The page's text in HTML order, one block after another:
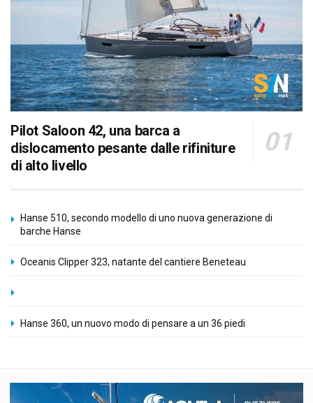
Pilot Saloon 42, una barca a
dislocamento pesante dalle rifiniture
di alto livello
Hanse 510, secondo modello di uno nuova generazione di
barche Hanse
Oceanis Clipper 323, natante del cantiere Beneteau
Hanse 360, un nuovo modo di pensare a un 36 piedi